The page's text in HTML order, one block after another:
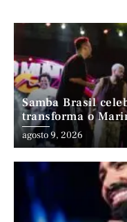
Samba Brasil
transforma o
trajetória que
agosto 9, 2026